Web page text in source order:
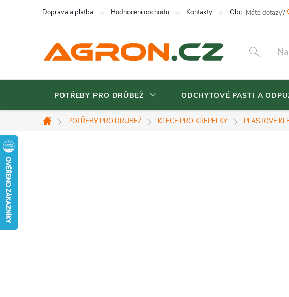
Doprava a platba Hodnocení obchodu Kontakty Obchodní podmínky
POTŘEBY PRO DRŮBEŽ ODCHYTOVÉ PASTI A
Domů
POTŘEBY PRO DRŮBEŽ KLECE PRO KŘEPELKY PLASTOVÉ